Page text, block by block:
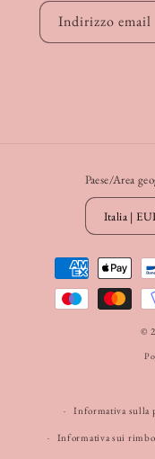
Indirizzo email
Paese/Area
Metodi
pagamento
©
Informativa sulla
Informativa sui